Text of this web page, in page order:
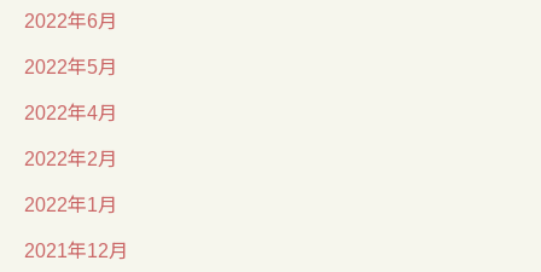
2022年6月
2022年5月
2022年4月
2022年2月
2022年1月
2021年12月